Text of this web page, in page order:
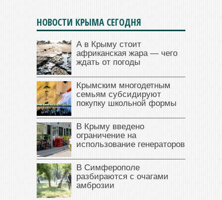
НОВОСТИ КРЫМА СЕГОДНЯ
А в Крыму стоит
африканская жара — чего
ждать от погоды
Крымским многодетным
семьям субсидируют
покупку школьной формы
В Крыму введено
ограничение на
использование генераторов
В Симферополе
разбираются с очагами
амброзии